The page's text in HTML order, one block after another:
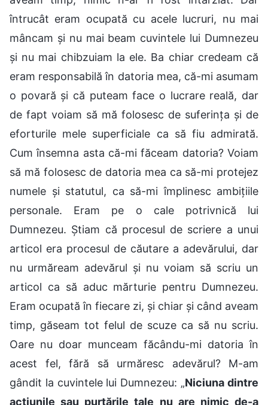
întrucât eram ocupată cu acele lucruri, nu mai
mâncam și nu mai beam cuvintele lui Dumnezeu
și nu mai chibzuiam la ele. Ba chiar credeam că
eram responsabilă în datoria mea, că-mi asumam
o povară și că puteam face o lucrare reală, dar
de fapt voiam să mă folosesc de suferința și de
eforturile mele superficiale ca să fiu admirată.
Cum însemna asta că-mi făceam datoria? Voiam
să mă folosesc de datoria mea ca să-mi protejez
numele și statutul, ca să-mi împlinesc ambițiile
personale. Eram pe o cale potrivnică lui
Dumnezeu. Știam că procesul de scriere a unui
articol era procesul de căutare a adevărului, dar
nu urmăream adevărul și nu voiam să scriu un
articol ca să aduc mărturie pentru Dumnezeu.
Eram ocupată în fiecare zi, și chiar și când aveam
timp, găseam tot felul de scuze ca să nu scriu.
Oare nu doar munceam făcându-mi datoria în
acest fel, fără să urmăresc adevărul? M-am
gândit la cuvintele lui Dumnezeu: „Niciuna dintre
acțiunile sau purtările tale nu are nimic de-a